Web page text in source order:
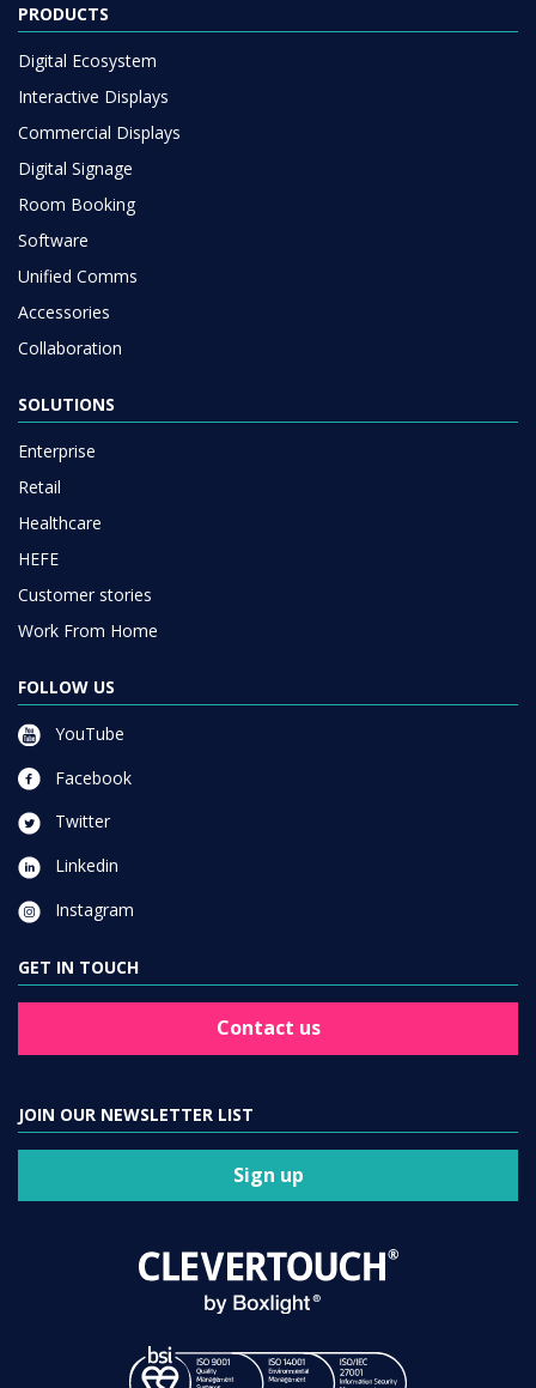
PRODUCTS
Digital Ecosystem
Interactive Displays
Commercial Displays
Digital Signage
Room Booking
Software
Unified Comms
Accessories
Collaboration
SOLUTIONS
Enterprise
Retail
Healthcare
HEFE
Customer stories
Work From Home
FOLLOW US
YouTube
Facebook
Twitter
Linkedin
Instagram
GET IN TOUCH
Contact us
JOIN OUR NEWSLETTER LIST
Sign up